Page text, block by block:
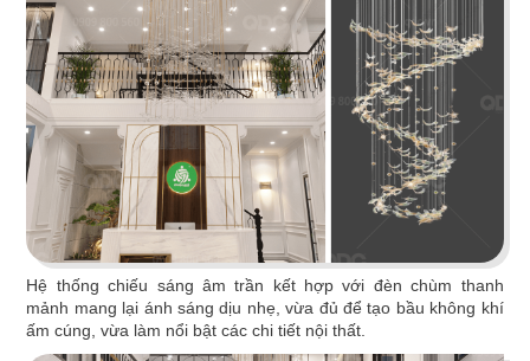
DENSU
Những bức tường bí bách bị loại bỏ thay bằng
vách gỗ trang trí, tạo cảm giác rộng rãi
Chi tiết
Hệ thống chiếu sáng âm trần kết hợp với đèn chùm thanh
mảnh mang lại ánh sáng dịu nhẹ, vừa đủ để tạo bầu không khí
ấm cúng, vừa làm nổi bật các chi tiết nội thất.